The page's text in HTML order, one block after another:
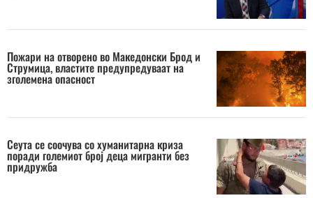
Пожари на отворено во Македонски Брод и
Струмица, властите предупредуваат на
зголемена опасност
Сеута се соочува со хуманитарна криза
поради големиот број деца мигранти без
придружба